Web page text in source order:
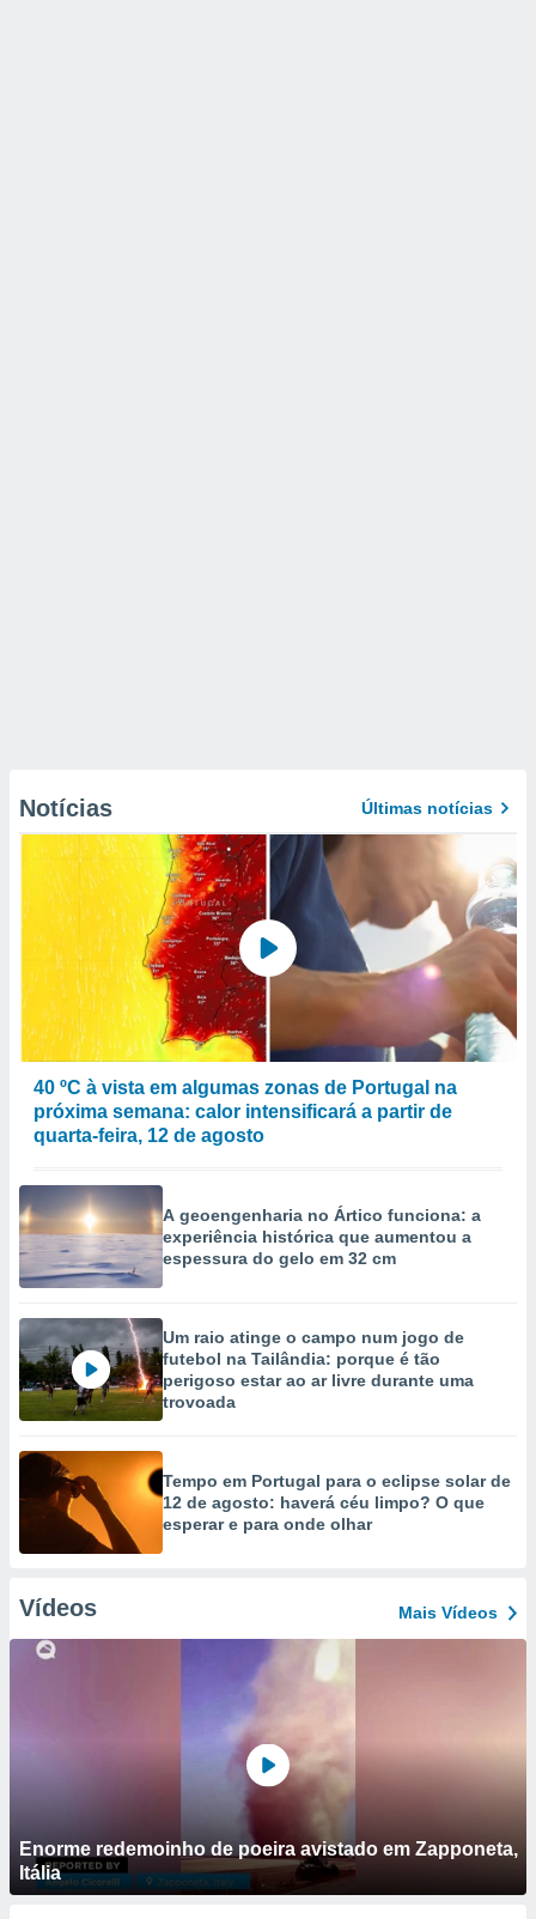
Notícias Últimas notícias
40 ºC à vista em algumas zonas de Portugal na
próxima semana: calor intensificará a partir de
quarta-feira, 12 de agosto
A geoengenharia no Ártico funciona: a
experiência histórica que aumentou a
espessura do gelo em 32 cm
Um raio atinge o campo num jogo de
futebol na Tailândia: porque é tão
perigoso estar ao ar livre durante uma
trovoada
Tempo em Portugal para o eclipse solar de
12 de agosto: haverá céu limpo? O que
esperar e para onde olhar
Vídeos Mais Vídeos
Enorme redemoinho de poeira avistado em Zapponeta,
Itália